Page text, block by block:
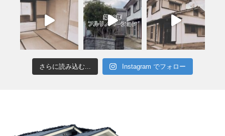
さらに読み込む... Instagram でフォロー